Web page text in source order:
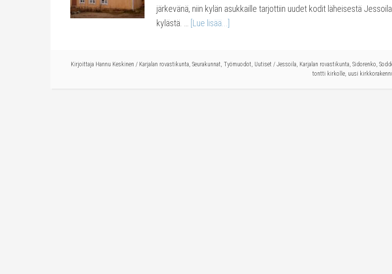
järkevänä, niin kylän asukkaille tarjottiin uudet kodit läheisestä
kylästä. …
[Lue lisää...]
Kirjoittaja Hannu Keskinen / Karjalan rovastikunta, Seurakunnat, Työmuodot, Uutiset / Jessoila, Karjalan rovastikunta, Sidorenko,
tontti kirkolle, uusi